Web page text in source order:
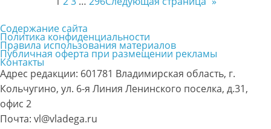
Содержание сайта
Политика конфиденциальности
Правила использования материалов
Публичная оферта при размещении рекламы
Контакты
Адрес редакции: 601781 Владимирская область, г.
Кольчугино, ул. 6-я Линия Ленинского поселка, д.31,
офис 2
Почта: vl@vladega.ru